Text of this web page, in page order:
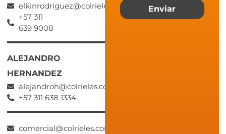
elkinrodriguez@colrieles.com
+57 311
639 9008
ALEJANDRO
HERNANDEZ
alejandroh@colrieles.com
+57 311 638 1334
comercial@colrieles.com
Enviar